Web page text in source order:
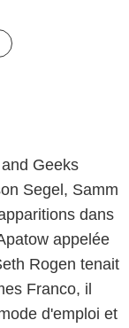
Geeks
Segel, Samm
dans
appelée
Rogen tenait
Franco, il
d'emploi et